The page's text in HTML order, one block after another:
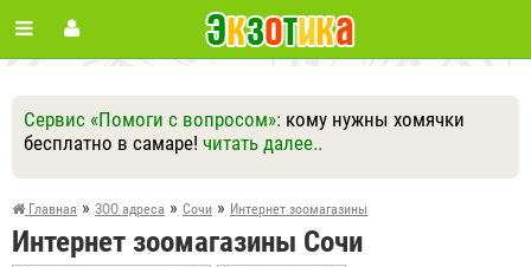
Сервис «Помоги с вопросом»: кому нужны хомячки
бесплатно в самаре! читать далее..
Ответить Другие вопросы
Задать вопрос
Главная » ЗОО адреса » Сочи » Интернет зоомагазины
Интернет зоомагазины Сочи